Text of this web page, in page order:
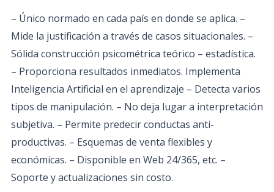
– Único normado en cada país en donde se aplica. –
Mide la justificación a través de casos situacionales. –
Sólida construcción psicométrica teórico – estadística.
– Proporciona resultados inmediatos. Implementa
Inteligencia Artificial en el aprendizaje – Detecta varios
tipos de manipulación. – No deja lugar a interpretación
subjetiva. – Permite predecir conductas anti-
productivas. – Esquemas de venta flexibles y
económicas. – Disponible en Web 24/365, etc. –
Soporte y actualizaciones sin costo.